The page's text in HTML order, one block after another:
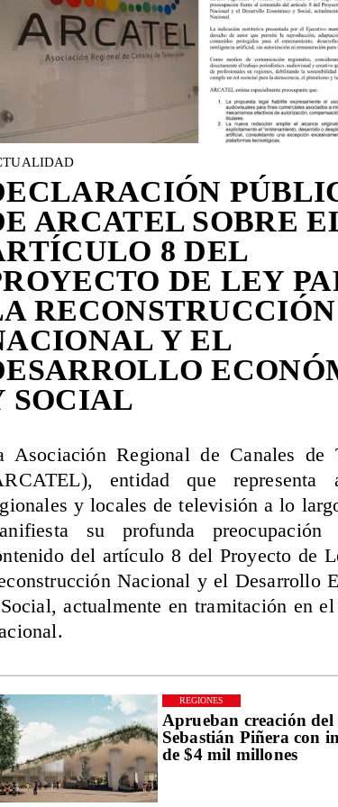
Aprueban creación del
Sebastián Piñera con
de $4 mil millones
REGIONES
ARCATEL SOBRE
8 DEL
DE LEY
RECONSTRUCCIÓN
Y EL
SOCIAL
Asociación Regional de Canales de
entidad que representa
y locales de televisión a lo
su profunda
del artículo 8 del Proyecto de
Nacional y el Desarrollo
actualmente en tramitación en el